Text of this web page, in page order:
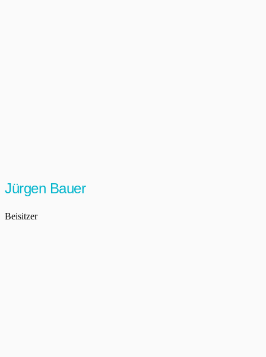
Jürgen Bauer
Beisitzer